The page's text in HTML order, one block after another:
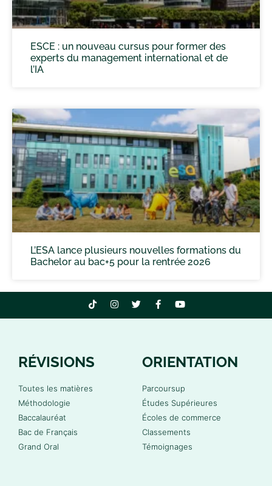
ESCE : un nouveau cursus pour former des
experts du management international et de
l’IA
L’ESA lance plusieurs nouvelles formations du
Bachelor au bac+5 pour la rentrée 2026
RÉVISIONS
Toutes les matières
Méthodologie
Baccalauréat
Bac de Français
Grand Oral
ORIENTATION
Parcoursup
Études Supérieures
Écoles de commerce
Classements
Témoignages